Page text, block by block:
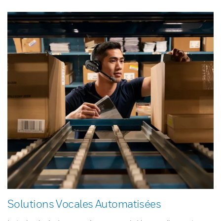
Solutions Vocales Automatisées